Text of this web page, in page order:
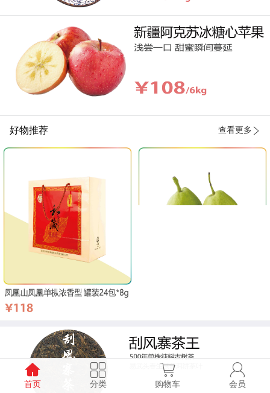
好物推荐 查看更多
首页 分类 购物车 会员